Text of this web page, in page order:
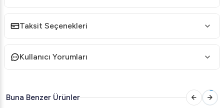
karşılamak üzere tasarlanmıştır. Isıyı eşit bir şekilde
sunmasını sağlar. Kolay temizlenebilir yüzeyi ile hijyenik bir
kullanım sunar.
yaşayabilirsiniz! Bu tencere, aşçılar ve profesyonel yemek
hazırlayanlar için mükemmel bir tercihtir.
Taksit Seçenekleri
Kullanıcı Yorumları
Buna Benzer Ürünler